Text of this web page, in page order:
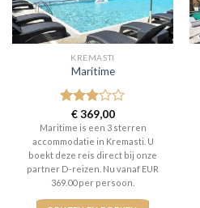
KREMASTI
Maritime
Gewaardeerd
3uit 5
€369,00
Maritime is een 3 sterren
accommodatie in Kremasti. U
boekt deze reis direct bij onze
partner D-reizen. Nu vanaf EUR
369.00 per persoon.